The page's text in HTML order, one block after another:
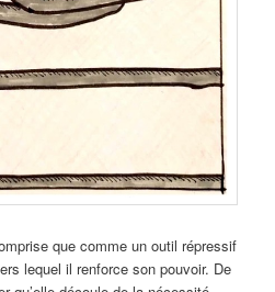
que comme un outil répressif
lequel il renforce son pouvoir. De